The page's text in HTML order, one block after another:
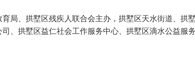
局、拱墅区残疾人联合会主办，拱墅区天水街道、
、拱墅区益仁社会工作服务中心、拱墅区滴水公益服务